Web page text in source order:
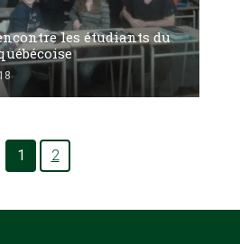
les étudiants du
1 2